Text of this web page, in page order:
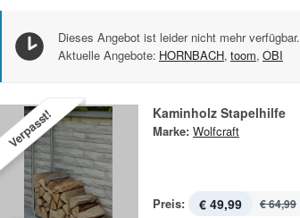
Dieses Angebot ist leider nicht mehr verfügbar.
Aktuelle Angebote: HORNBACH, toom, OBI
Verpasst! Kaminholz Stapelhilfe
Marke: Wolfcraft
Preis: € 49,99 € 64,99